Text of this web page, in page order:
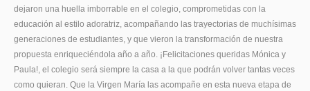
dejaron una huella imborrable en el colegio, comprometidas con la
educación al estilo adoratriz, acompañando las trayectorias de muchísimas
generaciones de estudiantes, y que vieron la transformación de nuestra
propuesta enriqueciéndola año a año. ¡Felicitaciones queridas Mónica y
Paula!, el colegio será siempre la casa a la que podrán volver tantas veces
como quieran. Que la Virgen María las acompañe en esta nueva etapa de